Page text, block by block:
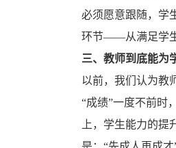
必须愿意跟随，学
环节——从满足学
三、教师到底能为
以前，我们认为教
“成绩”一度不前时
上，学生能力的